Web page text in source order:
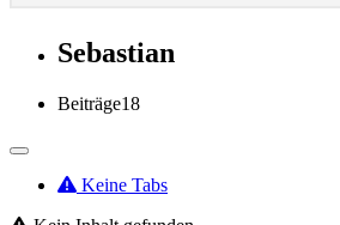
Sebastian
Beiträge18
Keine Tabs